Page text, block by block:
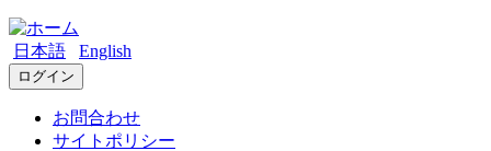
日本語 English
ログイン
お問合わせ
サイトポリシー